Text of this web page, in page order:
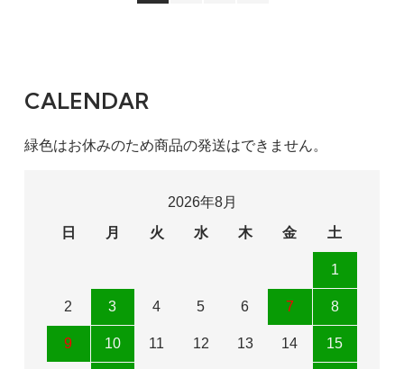
CALENDAR
緑色はお休みのため商品の発送はできません。
2026年8月
日
月 火 水 木 金 土
1
2 3 4 5 6 7 8
9 10 11 12 13 14 15